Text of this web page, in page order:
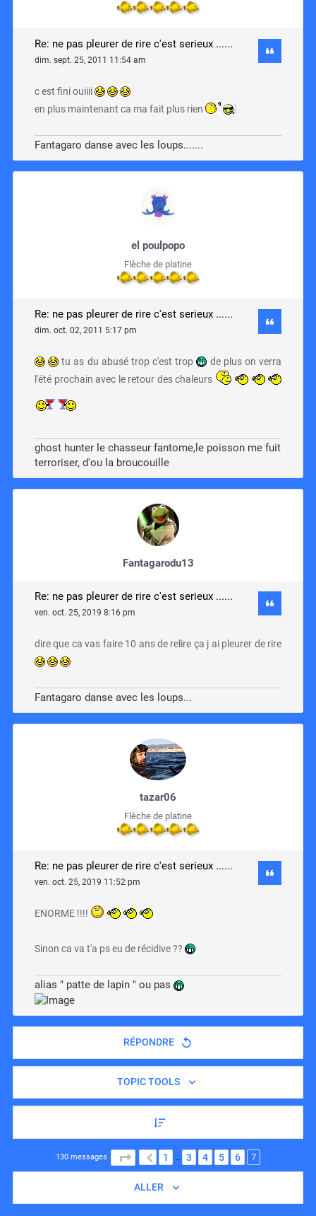
Re: ne pas pleurer de rire c'est serieux ......
dim. sept. 25, 2011 11:54 am
c est fini ouiiii
en plus maintenant ca ma fait plus rien
Fantagaro danse avec les loups.......
el poulpopo
Flèche de platine
Re: ne pas pleurer de rire c'est serieux ......
dim. oct. 02, 2011 5:17 pm
tu as du abusé trop c'est trop
de plus on verra
l'été prochain avec le retour des chaleurs
ghost hunter le chasseur fantome,le poisson me fuit
terroriser, d'ou la broucouille
Fantagarodu13
Re: ne pas pleurer de rire c'est serieux ......
ven. oct. 25, 2019 8:16 pm
dire que ca vas faire 10 ans de relire ça j ai pleurer de rire
Fantagaro danse avec les loups...
tazar06
Flèche de platine
Re: ne pas pleurer de rire c'est serieux ......
ven. oct. 25, 2019 11:52 pm
ENORME !!!!
Sinon ca va t'a ps eu de récidive ??
alias " patte de lapin " ou pas
RÉPONDRE
TOPIC TOOLS
130 messages PAGE 7SUR7
PRÉCÉDENT
1 … 3 4 5 6 7
ALLER